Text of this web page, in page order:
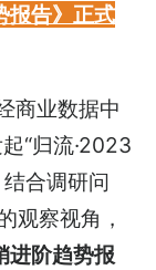
报告》正式
商业数据中
“归流·2023
合调研问
观察视角，
进阶趋势报